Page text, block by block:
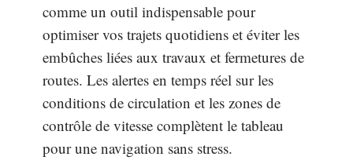
comme un outil indispensable pour
optimiser vos trajets quotidiens et éviter les
embûches liées aux travaux et fermetures de
routes. Les alertes en temps réel sur les
conditions de circulation et les zones de
contrôle de vitesse complètent le tableau
pour une navigation sans stress.